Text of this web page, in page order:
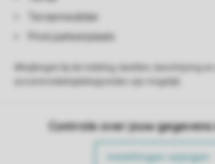
Terrasmeubilair
Privé parkeerplaats
Controle over jouw
Instellingen wijzigen